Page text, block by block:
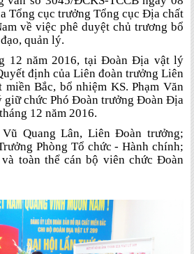
Tổng cục trưởng Tổng cục Địa chất
về việc phê duyệt chủ trương bổ
quản lý.
12 năm 2016, tại Đoàn Địa vật lý
định của Liên đoàn trưởng Liên
Bắc, bổ nhiệm KS. Phạm Văn
chức Phó Đoàn trưởng Đoàn Địa
12 năm 2016.
Quang Lân, Liên Đoàn trưởng;
Phòng Tổ chức - Hành chính;
toàn thể cán bộ viên chức Đoàn